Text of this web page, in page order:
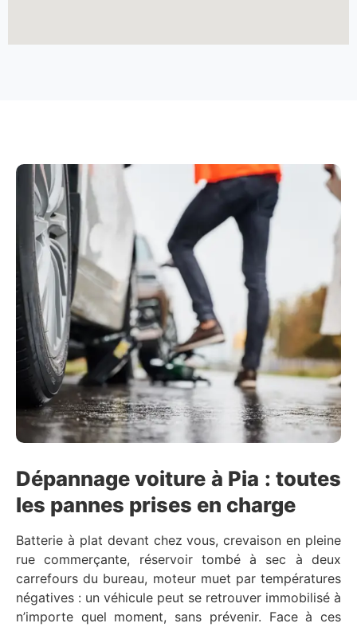
Dépannage voiture à Pia : toutes
les pannes prises en charge
Batterie à plat devant chez vous, crevaison en pleine
rue commerçante, réservoir tombé à sec à deux
carrefours du bureau, moteur muet par températures
négatives : un véhicule peut se retrouver immobilisé à
n’importe quel moment, sans prévenir. Face à ces